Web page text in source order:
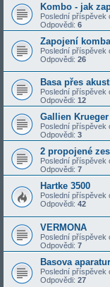
Kombo - jak
Poslední příspěvek
Odpovědi: 6
Zapojení
Poslední příspěvek
Odpovědi: 26
Basa přes
Poslední příspěvek
Odpovědi: 12
Gallien Krueger
Poslední příspěvek
Odpovědi: 3
2 propojené
Poslední příspěvek
Odpovědi: 7
Hartke 3500
Poslední příspěvek
Odpovědi: 42
VERMONA
Poslední příspěvek
Odpovědi: 7
Basova
Poslední příspěvek
Odpovědi: 27